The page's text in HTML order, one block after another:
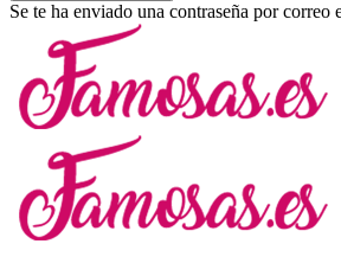
Se te ha enviado una contraseña por correo